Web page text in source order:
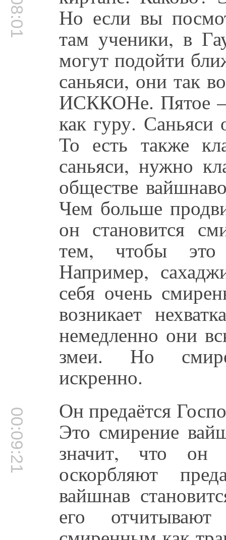
Но если вы
там ученики, в
могут подойти
саньяси, они так
ИСККОНе. Пятое –
как гуру. Саньяси
То есть также
саньяси, нужно
обществе
Чем больше
он становится
тем, чтобы это
Например,
себя очень
возникает
немедленно они
змеи. Но
искренно.
00:09:21 Он предаётся
Это смирение
значит, что он
оскорбляют
вайшнав
его